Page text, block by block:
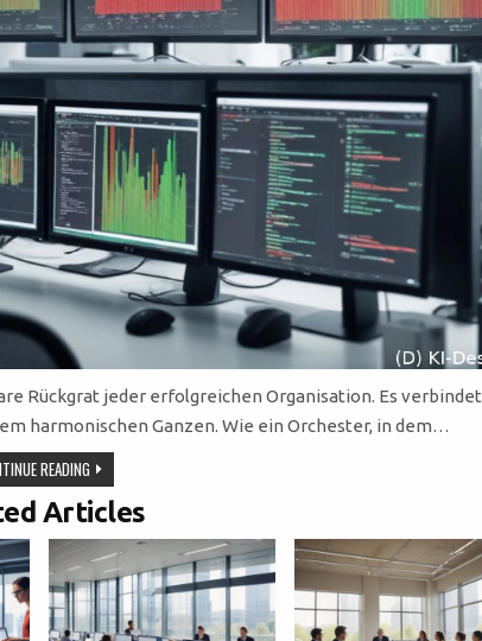
Rückgrat jeder erfolgreichen Organisation. Es verbindet
harmonischen Ganzen. Wie ein Orchester, in dem…
READINGEFFIZIENTE
WORKFLOWSYSTEME:
DER
SCHLÜSSEL
ZU
ERFOLGREICHER
KOMMUNIKATION
UND
AGILER
Articles